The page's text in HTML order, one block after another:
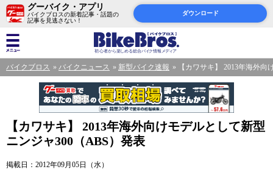
グーバイク・アプリ
バイクブロスの新着記事・話題の
記事を見逃さない！
ダウンロード
バイクブロス バイクニュース 新型バイク速報 【カワサキ】 2013年海外
【カワサキ】 2013年海外向けモデルとして新型
ニンジャ300（ABS）発表
掲載日：2012年09月05日（水）